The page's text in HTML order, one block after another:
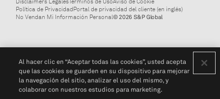
Política de PrivacidadPortal de privacidad del cliente (en inglés)
No Vendan Mi Información Personal© 2026 S&P Global
Al hacer clic en “Aceptar todas las cookies”, usted acepta
que las cookies se guarden en su dispositivo para mejorar
la navegación del sitio, analizar el uso del mismo, y
colaborar con nuestros estudios para marketing.